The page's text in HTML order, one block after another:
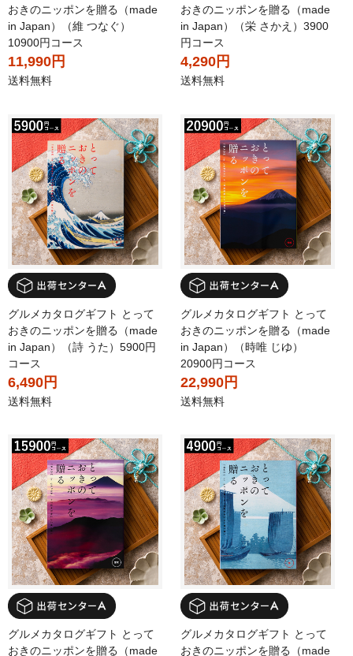
おきのニッポンを贈る（made
in Japan）（維 つなぐ）
10900円コース
11,990円
送料無料
おきのニッポンを贈る（made
in Japan）（栄 さかえ）3900
円コース
4,290円
送料無料
グルメカタログギフト とって
おきのニッポンを贈る（made
in Japan）（詩 うた）5900円
コース
6,490円
送料無料
グルメカタログギフト とって
おきのニッポンを贈る（made
in Japan）（時唯 じゆ）
20900円コース
22,990円
送料無料
グルメカタログギフト とって
おきのニッポンを贈る（made
グルメカタログギフト とって
おきのニッポンを贈る（made